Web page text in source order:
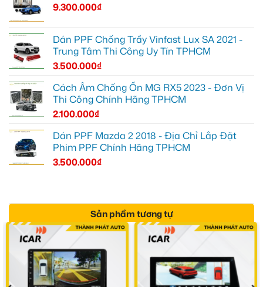
9.300.000₫
Dán PPF Chống Trầy Vinfast Lux SA 2021 -
Trung Tâm Thi Công Uy Tín TPHCM
3.500.000₫
Cách Âm Chống Ồn MG RX5 2023 - Đơn Vị
Thi Công Chính Hãng TPHCM
2.100.000₫
Dán PPF Mazda 2 2018 - Địa Chỉ Lắp Đặt
Phim PPF Chính Hãng TPHCM
3.500.000₫
Sản phẩm tương tự